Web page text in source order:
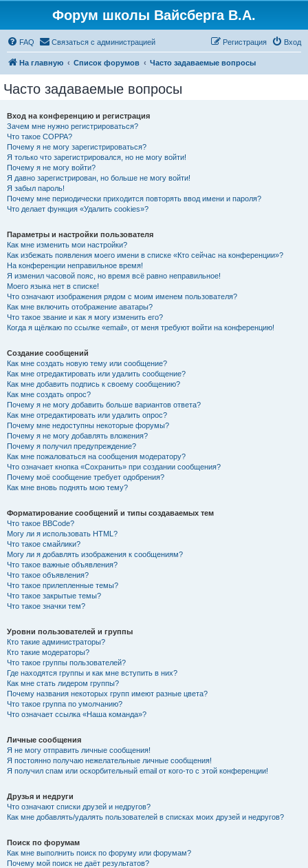
Форум школы Вайсберга В.А.
FAQ Связаться с администрацией Вход
Регистрация
На главную Список форумов Часто задаваемые вопросы
Часто задаваемые вопросы
Вход на конференцию и регистрация
Зачем мне нужно регистрироваться?
Что такое COPPA?
Почему я не могу зарегистрироваться?
Я только что зарегистрировался, но не могу войти!
Почему я не могу войти?
Я давно зарегистрирован, но больше не могу войти!
Я забыл пароль!
Почему мне периодически приходится повторять ввод имени и пароля?
Что делает функция «Удалить cookies»?
Параметры и настройки пользователя
Как мне изменить мои настройки?
Как избежать появления моего имени в списке «Кто сейчас на конференции»?
На конференции неправильное время!
Я изменил часовой пояс, но время всё равно неправильное!
Моего языка нет в списке!
Что означают изображения рядом с моим именем пользователя?
Как мне включить отображение аватары?
Что такое звание и как я могу изменить его?
Когда я щёлкаю по ссылке «email», от меня требуют войти на конференцию!
Создание сообщений
Как мне создать новую тему или сообщение?
Как мне отредактировать или удалить сообщение?
Как мне добавить подпись к своему сообщению?
Как мне создать опрос?
Почему я не могу добавить больше вариантов ответа?
Как мне отредактировать или удалить опрос?
Почему мне недоступны некоторые форумы?
Почему я не могу добавлять вложения?
Почему я получил предупреждение?
Как мне пожаловаться на сообщения модератору?
Что означает кнопка «Сохранить» при создании сообщения?
Почему моё сообщение требует одобрения?
Как мне вновь поднять мою тему?
Форматирование сообщений и типы создаваемых тем
Что такое BBCode?
Могу ли я использовать HTML?
Что такое смайлики?
Могу ли я добавлять изображения к сообщениям?
Что такое важные объявления?
Что такое объявления?
Что такое прилепленные темы?
Что такое закрытые темы?
Что такое значки тем?
Уровни пользователей и группы
Кто такие администраторы?
Кто такие модераторы?
Что такое группы пользователей?
Где находятся группы и как мне вступить в них?
Как мне стать лидером группы?
Почему названия некоторых групп имеют разные цвета?
Что такое группа по умолчанию?
Что означает ссылка «Наша команда»?
Личные сообщения
Я не могу отправить личные сообщения!
Я постоянно получаю нежелательные личные сообщения!
Я получил спам или оскорбительный email от кого-то с этой конференции!
Друзья и недруги
Что означают списки друзей и недругов?
Как мне добавлять/удалять пользователей в списках моих друзей и недругов?
Поиск по форумам
Как мне выполнить поиск по форуму или форумам?
Почему мой поиск не даёт результатов?